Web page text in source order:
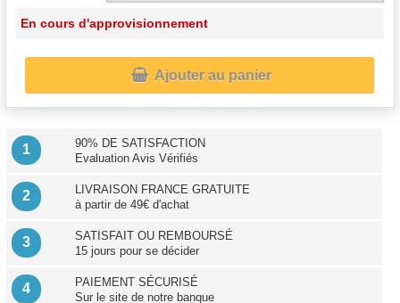
En cours d'approvisionnement
Ajouter au panier
1
90% DE SATISFACTION
Evaluation Avis Vérifiés
2
LIVRAISON FRANCE GRATUITE
à partir de 49€ d'achat
3
SATISFAIT OU REMBOURSÉ
15 jours pour se décider
4
PAIEMENT SÉCURISÉ
Sur le site de notre banque